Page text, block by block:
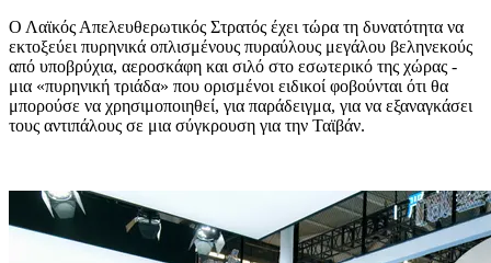
Ο Λαϊκός Απελευθερωτικός Στρατός έχει τώρα τη δυνατότητα να
εκτοξεύει πυρηνικά οπλισμένους πυραύλους μεγάλου βεληνεκούς
από υποβρύχια, αεροσκάφη και σιλό στο εσωτερικό της χώρας -
μια «πυρηνική τριάδα» που ορισμένοι ειδικοί φοβούνται ότι θα
μπορούσε να χρησιμοποιηθεί, για παράδειγμα, για να εξαναγκάσει
τους αντιπάλους σε μια σύγκρουση για την Ταϊβάν.